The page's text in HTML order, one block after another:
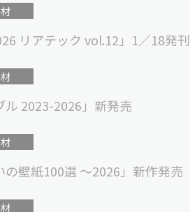
リアテック vol.12」1／18発刊
2023-2026」新発売
壁紙100選 〜2026」新作発売